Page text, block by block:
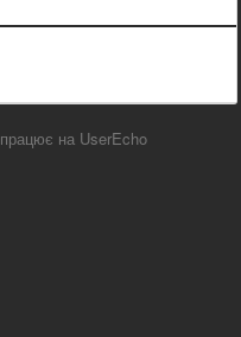
працює на UserEcho